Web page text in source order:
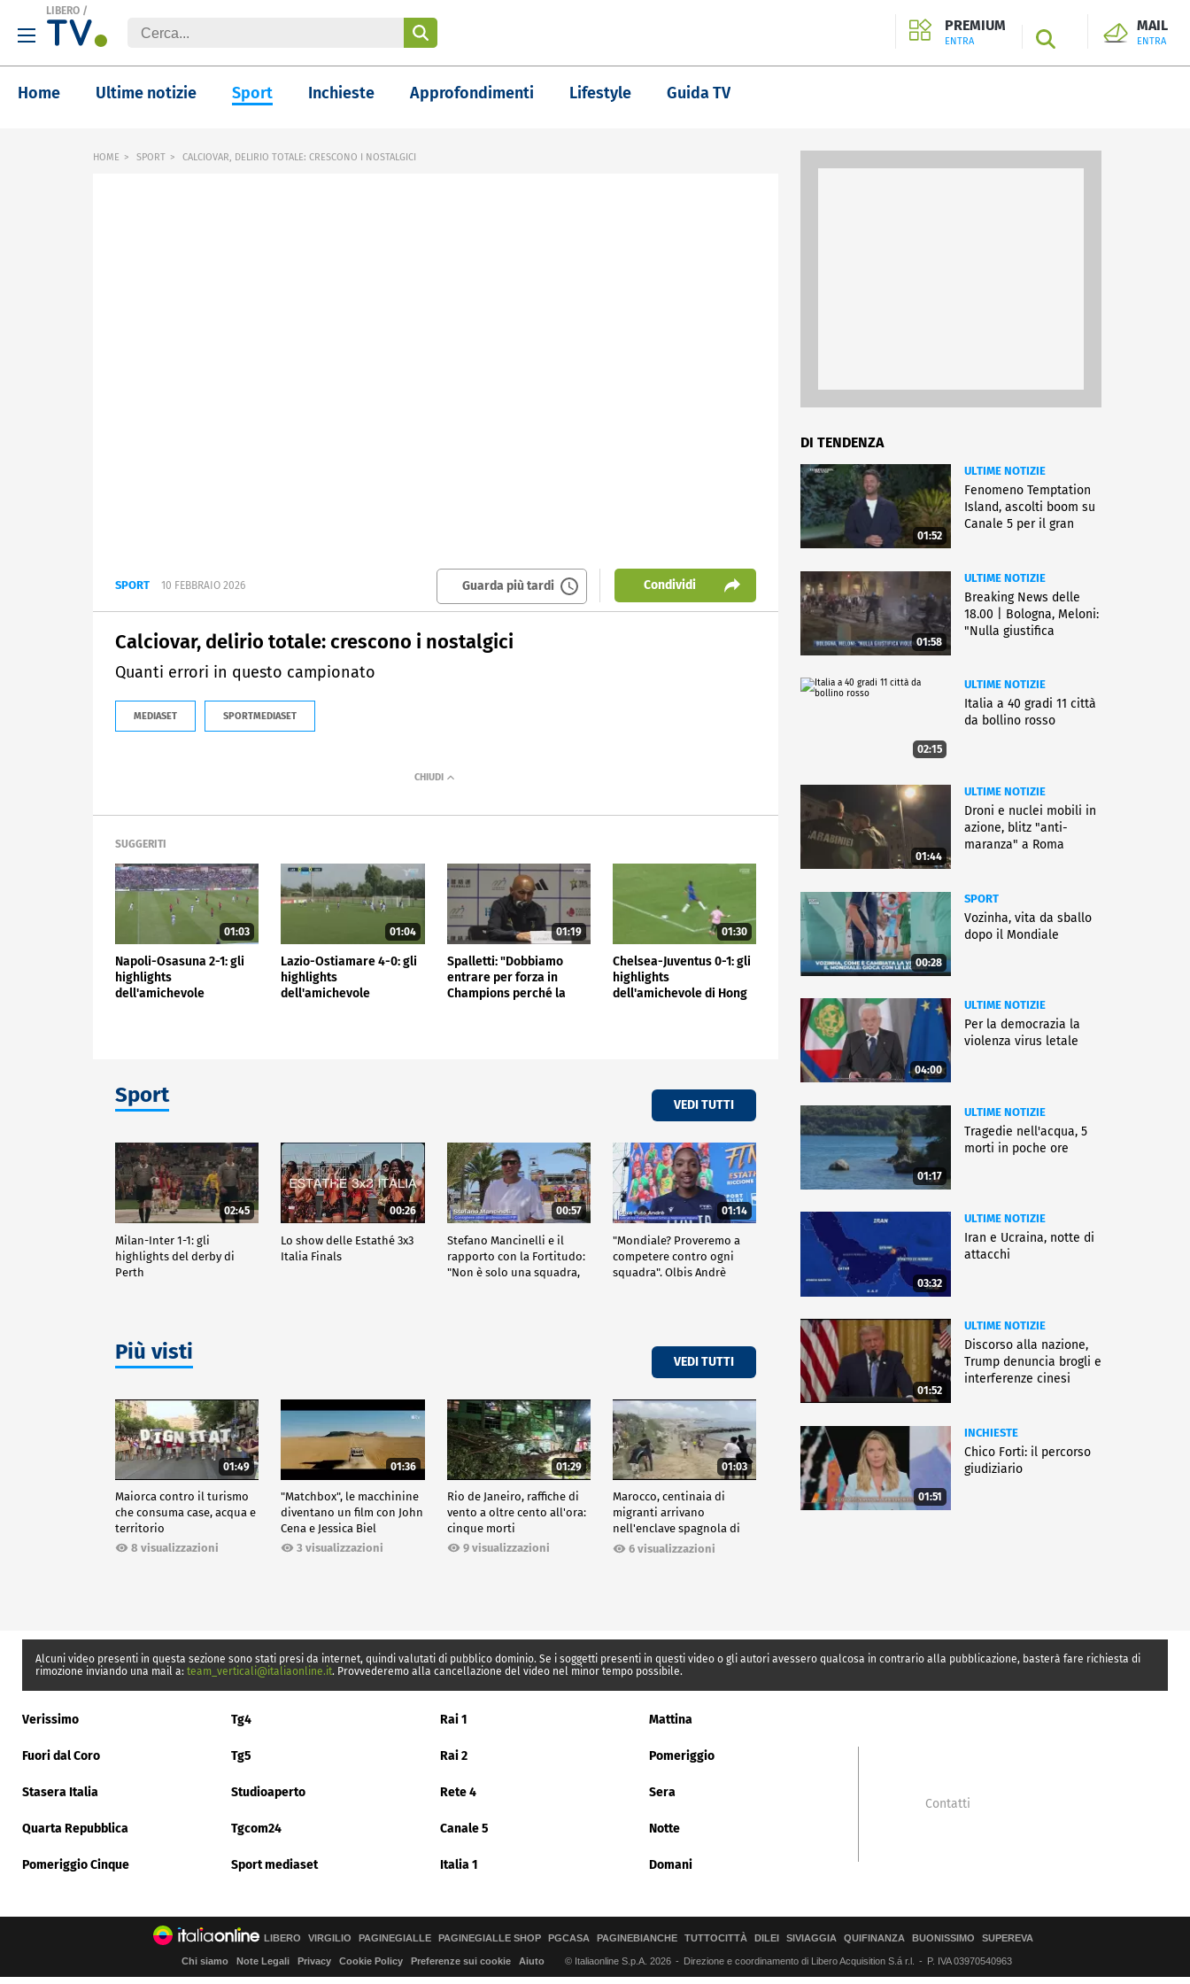
LIBERO /
PREMIUM
ENTRA SEARCH
MAIL
ENTRA
Home Ultime notizie Sport Inchieste Approfondimenti Lifestyle Guida TV
HOME SPORT CALCIOVAR, DELIRIO TOTALE: CRESCONO I NOSTALGICI
SPORT 10 FEBBRAIO 2026 Guarda più tardi Condividi
Calciovar, delirio totale: crescono i nostalgici
Quanti errori in questo campionato
MEDIASET SPORTMEDIASET
SUGGERITI
01:03
Napoli-Osasuna 2-1: gli
highlights
dell'amichevole
01:04
Lazio-Ostiamare 4-0: gli
highlights
dell'amichevole
01:19
Spalletti: "Dobbiamo
entrare per forza in
Champions perché la
01:30
Chelsea-Juventus 0-1: gli
highlights
dell'amichevole di Hong
Sport VEDI TUTTI
02:45
Milan-Inter 1-1: gli
highlights del derby di
Perth
00:26
Lo show delle Estathé 3x3
Italia Finals
00:57
Stefano Mancinelli e il
rapporto con la Fortitudo:
"Non è solo una squadra,
01:14
"Mondiale? Proveremo a
competere contro ogni
squadra". Olbis Andrè
Più visti VEDI TUTTI
01:49
Maiorca contro il turismo
che consuma case, acqua e
territorio
8 visualizzazioni
01:36
"Matchbox", le macchinine
diventano un film con John
Cena e Jessica Biel
3 visualizzazioni
01:29
Rio de Janeiro, raffiche di
vento a oltre cento all'ora:
cinque morti
9 visualizzazioni
01:03
Marocco, centinaia di
migranti arrivano
nell'enclave spagnola di
Ceuta6 visualizzazioni
DI TENDENZA
01:52
ULTIME NOTIZIE
Fenomeno Temptation
Island, ascolti boom su
Canale 5 per il gran
01:58
ULTIME NOTIZIE
Breaking News delle
18.00 | Bologna, Meloni:
"Nulla giustifica
02:15
ULTIME NOTIZIE
Italia a 40 gradi 11 città
da bollino rosso
01:44
ULTIME NOTIZIE
Droni e nuclei mobili in
azione, blitz "anti-
maranza" a Roma
00:28
SPORT
Vozinha, vita da sballo
dopo il Mondiale
04:00
ULTIME NOTIZIE
Per la democrazia la
violenza virus letale
01:17
ULTIME NOTIZIE
Tragedie nell'acqua, 5
morti in poche ore
03:32
ULTIME NOTIZIE
Iran e Ucraina, notte di
attacchi
01:52
ULTIME NOTIZIE
Discorso alla nazione,
Trump denuncia brogli e
interferenze cinesi
01:51
INCHIESTE
Chico Forti: il percorso
giudiziario
Alcuni video presenti in questa sezione sono stati presi da internet, quindi valutati di pubblico dominio. Se i soggetti presenti in questi video o gli autori avessero qualcosa in contrario alla pubblicazione, basterà fare richiesta di
rimozione inviando una mail a: team_verticali@italiaonline.it. Provvederemo alla cancellazione del video nel minor tempo possibile.
Verissimo Tg4 Rai 1 Mattina
Fuori dal Coro Tg5 Rai 2 Pomeriggio
Stasera Italia Studioaperto Rete 4 Sera
Quarta Repubblica Tgcom24 Canale 5 Notte
Pomeriggio Cinque Sport mediaset Italia 1 Domani
Contatti
LIBERO VIRGILIO PAGINEGIALLE PAGINEGIALLE SHOP PGCASA PAGINEBIANCHE TUTTOCITTÀ DILEI SIVIAGGIA QUIFINANZA BUONISSIMO SUPEREVA
Chi siamo Note Legali Privacy Cookie Policy Preferenze sui cookie Aiuto © Italiaonline S.p.A. 2026 Direzione e coordinamento di Libero Acquisition S.á r.l. P. IVA 03970540963